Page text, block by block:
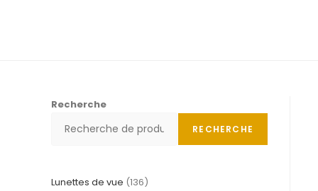
Recherche
RECHERCHE
Lunettes de vue 136